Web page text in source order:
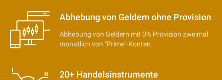
Abhebung von Geldern ohne Provision
Abhebung von Geldern mit 0% Provision zweimal
monatlich von "Prime"-Konten.
20+ Handelsinstrumente